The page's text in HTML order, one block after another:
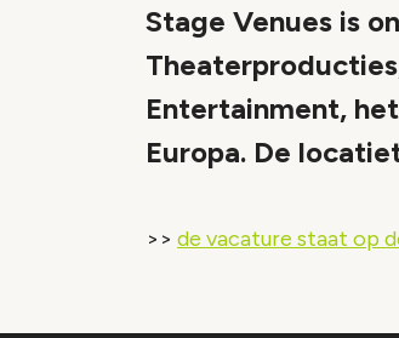
Stage Venues is
Entertainment,
Europa. De
>> de vacature staat op